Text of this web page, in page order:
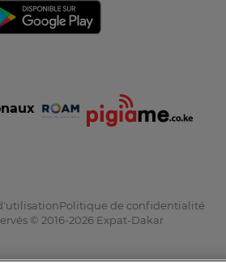
Politique de confidentialité
© 2016-2026 Expat-Dakar